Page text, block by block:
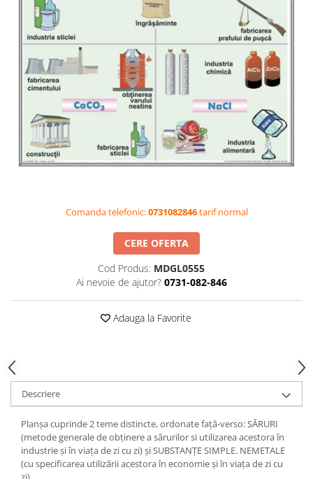
Accesorii
Suporti
Videoconferinta si Colaborare
Camere Videoconferinta
Boxe si Soundbar
Tehnologie Educationala
Ochelari VR-3D
Kit Robotic Educational
Software Educational
Table Interactive
Videoproiectoare si Echipamente IT
Videoproiectoare
Ecrane Proiectie
Laptopuri si Accesorii
Accesorii Laptopuri
All in One/PC
All in One
Comanda telefonic:0731082846tarif normal
CERE OFERTA
Cod Produs: MDGL0555
Ai nevoie de ajutor? 0731-082-846
Adauga la Favorite
Descriere
Planşa cuprinde 2 teme distincte, ordonate faţă-verso: SĂRURI
(metode generale de obţinere a sărurilor si utilizarea acestora în
industrie şi în viaţa de zi cu zi) şi SUBSTANŢE SIMPLE. NEMETALE
(cu specificarea utilizării acestora în economie şi în viaţa de zi cu